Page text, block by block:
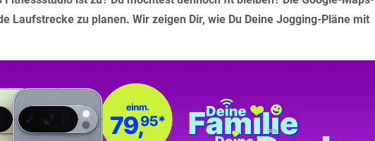
Laufstrecke zu planen. Wir zeigen Dir, wie Du Deine Jogging-Pläne mit